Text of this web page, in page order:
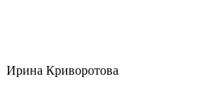
Ирина Криворотова